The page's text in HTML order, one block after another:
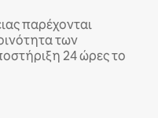
παρέχονται
των
24 ώρες το